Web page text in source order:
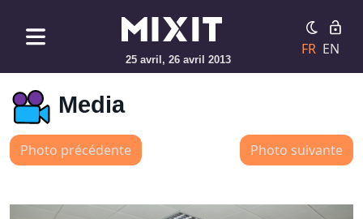
25 avril, 26 avril 2013
FR EN
Media
Photo précédente Photo suivante